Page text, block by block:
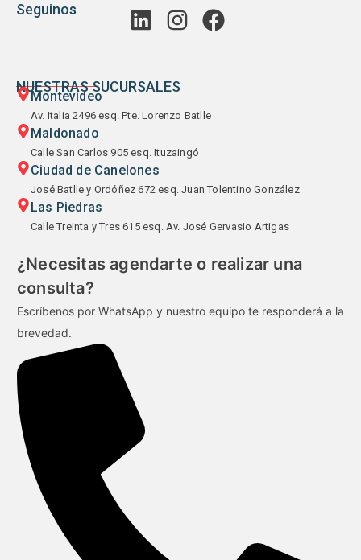
Seguinos
NUESTRAS SUCURSALES
Montevideo
Av. Italia 2496 esq. Pte. Lorenzo Batlle
Maldonado
Calle San Carlos 905 esq. Ituzaingó
Ciudad de Canelones
José Batlle y Ordóñez 672 esq. Juan Tolentino González
Las Piedras
Calle Treinta y Tres 615 esq. Av. José Gervasio Artigas
¿Necesitas agendarte o realizar una
consulta?
Escríbenos por WhatsApp y nuestro equipo te responderá a la
brevedad.